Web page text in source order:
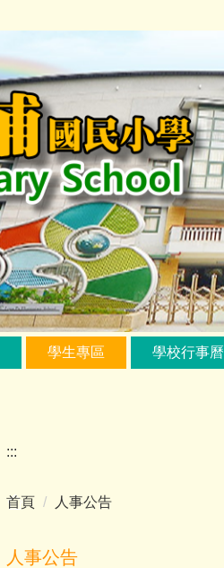
學生專區 學校行事曆
:::
首頁 人事公告
人事公告